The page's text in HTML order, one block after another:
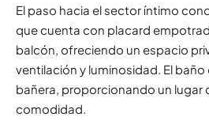
El paso hacia el sector íntimo
que cuenta con placard
balcón, ofreciendo un espacio
ventilación y luminosidad. El
bañera, proporcionando un lugar
comodidad.